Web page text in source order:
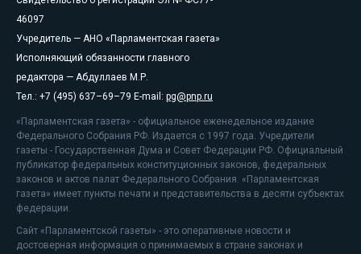
46097
Учредитель — АНО «Парламентская газета»
Исполняющий обязанности главного
редактора — Абдуллаев М.Р.
Тел.: +7 (495) 637–69–79 E-mail: pg@pnp.ru
«Парламентская газета» - официальное еженедельное издание
Федерального Собрания РФ. Издается с 1997 года. Учредители
газеты - Государственная Дума и Совет Федерации РФ. Официальный
публикатор федеральных конституционных законов, федеральных
законов и актов палат Федерального Собрания. «Парламентская
газета» имеет пункты печати и представительства в десяти субъектах
федерации.
Сайт «Парламентской газеты» - это оперативные новости и
достоверная информация о принимаемых в стране законах и